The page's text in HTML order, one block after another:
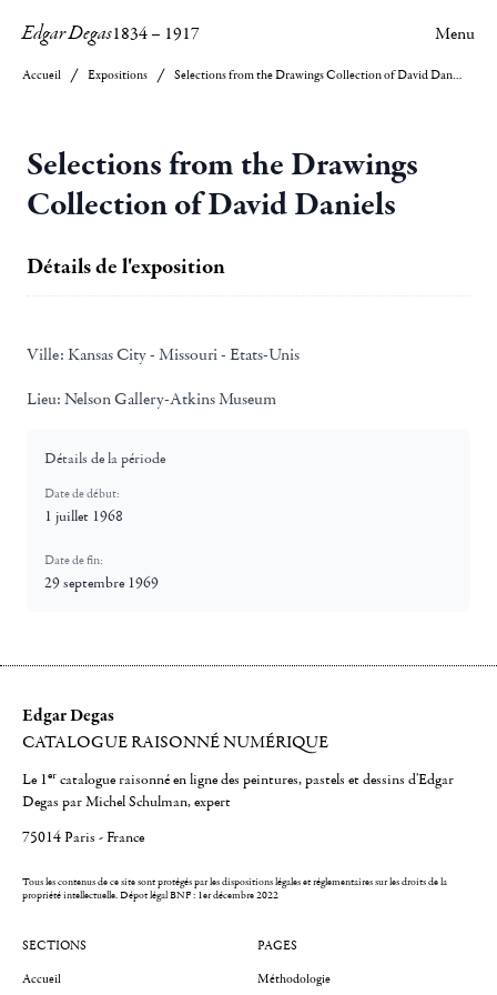
Edgar Degas1834– 1917 Menu
Accueil Expositions Selections from the Drawings Collection of David Daniels
Selections from the Drawings
Collection of David Daniels
Détails de l'exposition
Ville: Kansas City - Missouri - Etats-Unis
Lieu: Nelson Gallery-Atkins Museum
Détails de la période
Date de début:
1 juillet 1968
Date de fin:
29 septembre 1969
Edgar Degas
CATALOGUE RAISONNÉ NUMÉRIQUE
Le 1er catalogue raisonné en ligne des peintures, pastels et dessins d'Edgar
Degas par Michel Schulman, expert
75014 Paris - France
Tous les contenus de ce site sont protégés par les dispositions légales et réglementaires sur les droits de la
propriété intellectuelle.Dépot légal BNF : 1er décembre 2022
SECTIONS
Accueil
PAGES
Méthodologie